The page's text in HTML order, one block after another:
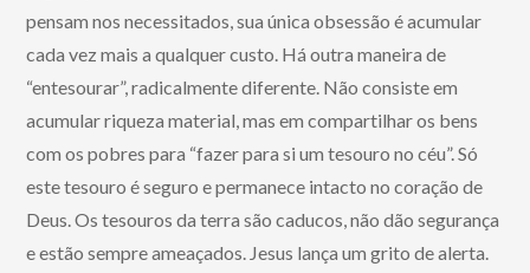
pensam nos necessitados, sua única obsessão é acumular
cada vez mais a qualquer custo. Há outra maneira de
“entesourar”, radicalmente diferente. Não consiste em
acumular riqueza material, mas em compartilhar os bens
com os pobres para “fazer para si um tesouro no céu”. Só
este tesouro é seguro e permanece intacto no coração de
Deus. Os tesouros da terra são caducos, não dão segurança
e estão sempre ameaçados. Jesus lança um grito de alerta.